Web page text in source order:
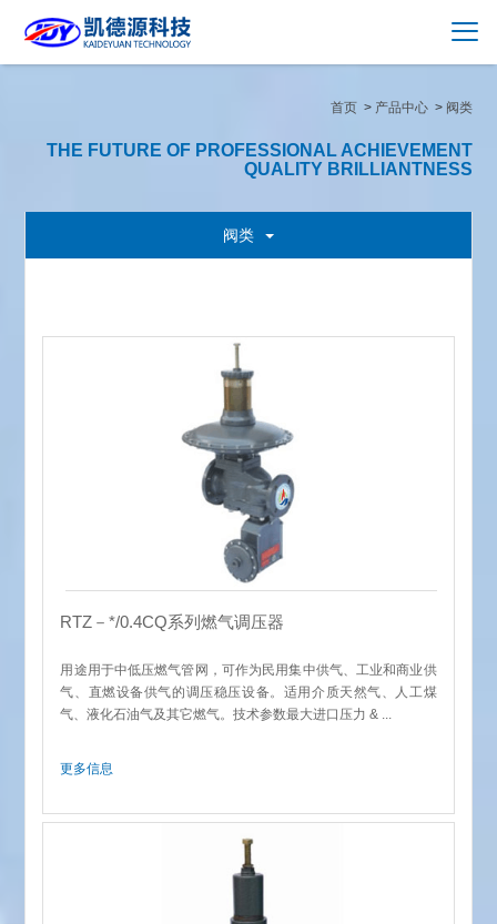
首页 > 产品中心 > 阀类
THE FUTURE OF PROFESSIONAL ACHIEVEMENT
QUALITY BRILLIANTNESS
阀类
RTZ－*/0.4CQ系列燃气调压器
用途用于中低压燃气管网，可作为民用集中供气、工业和商业供
气、直燃设备供气的调压稳压设备。适用介质天然气、人工煤
气、液化石油气及其它燃气。技术参数最大进口压力 & ...
更多信息